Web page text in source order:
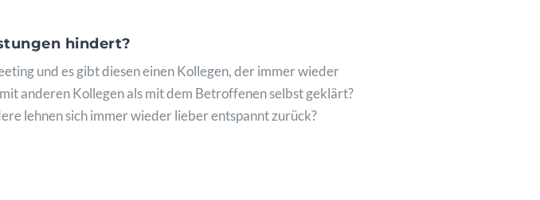
hindert?
und es gibt diesen einen Kollegen, der immer wieder
anderen Kollegen als mit dem Betroffenen selbst geklärt?
lehnen sich immer wieder lieber entspannt zurück?